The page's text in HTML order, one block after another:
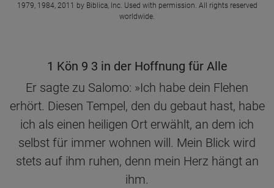
1979, 1984, 2011 by Biblica, Inc. Used with permission. All rights reserved
worldwide.
1 Kön 9 3 in der Hoffnung für Alle
Er sagte zu Salomo: »Ich habe dein Flehen
erhört. Diesen Tempel, den du gebaut hast, habe
ich als einen heiligen Ort erwählt, an dem ich
selbst für immer wohnen will. Mein Blick wird
stets auf ihm ruhen, denn mein Herz hängt an
ihm.